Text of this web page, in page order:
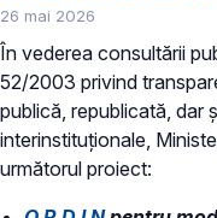
26 mai 2026
În vederea consultării
52/2003 privind
publică, republicată, dar
interinstituționale,
următorul proiect: